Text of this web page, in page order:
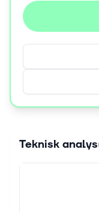
Teknisk analys